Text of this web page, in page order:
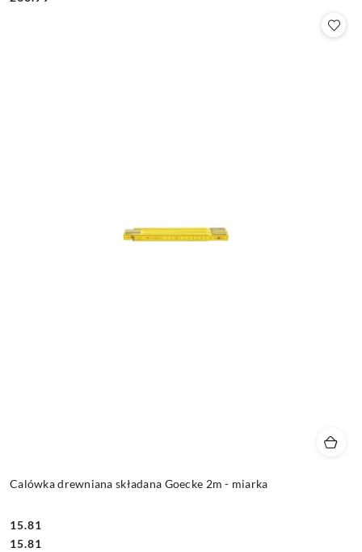
Calówka drewniana składana Goecke 2m - miarka
Cena:
15.81
Cena:
15.81